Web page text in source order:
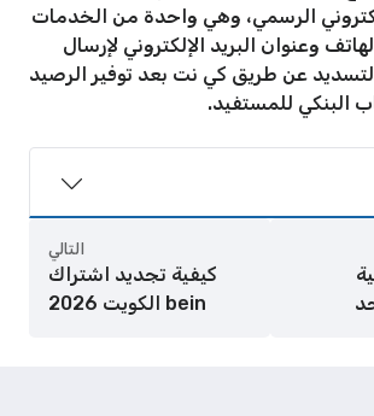
الرسمي، وهي واحدة من الخدمات
وعنوان البريد الإلكتروني لإرسال
التسديد عن طريق كي نت بعد توفير الرصيد
البنكي للمستفيد.
التالي
كيفية تجديد اشتراك
bein الكويت 2026